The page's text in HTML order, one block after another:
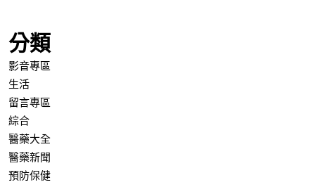
分類
影音專區
生活
留言專區
綜合
醫藥大全
醫藥新聞
預防保健